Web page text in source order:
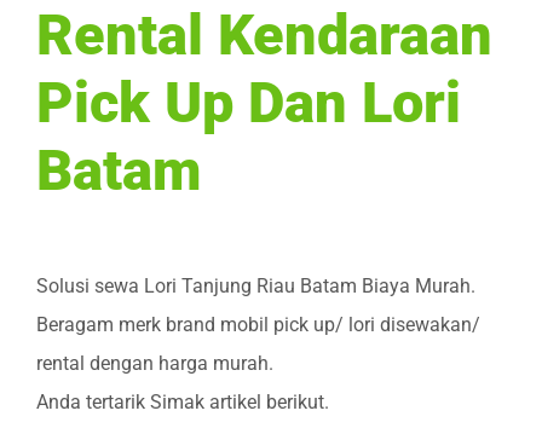
Rental Kendaraan
Pick Up Dan Lori
Batam
Solusi sewa Lori Tanjung Riau Batam Biaya Murah.
Beragam merk brand mobil pick up/ lori disewakan/
rental dengan harga murah.
Anda tertarik Simak artikel berikut.